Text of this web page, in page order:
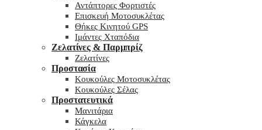
Αντάπτορες Φορτιστές
Επισκευή Μοτοσυκλέτας
Θήκες Κινητού GPS
Ιμάντες Χταπόδια
Ζελατίνες & Παρμπρίζ
Ζελατίνες
Προστασία
Κουκούλες Μοτοσυκλέτας
Κουκούλες Σέλας
Προστατευτικά
Μανιτάρια
Κάγκελα